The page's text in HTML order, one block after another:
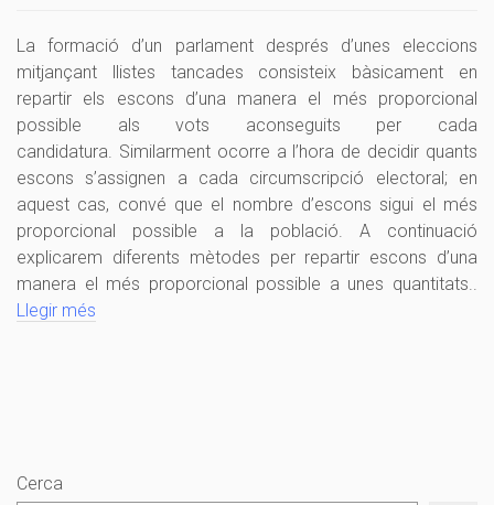
La formació d’un parlament després d’unes eleccions
mitjançant llistes tancades consisteix bàsicament en
repartir els escons d’una manera el més proporcional
possible als vots aconseguits per cada
candidatura. Similarment ocorre a l’hora de decidir quants
escons s’assignen a cada circumscripció electoral; en
aquest cas, convé que el nombre d’escons sigui el més
proporcional possible a la població. A continuació
explicarem diferents mètodes per repartir escons d’una
manera el més proporcional possible a unes quantitats..
Llegir més
Cerca